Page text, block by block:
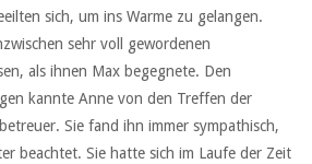
sich, um ins Warme zu gelangen.
sehr voll gewordenen
als ihnen Max begegnete. Den
kannte Anne von den Treffen der
Sie fand ihn immer sympathisch,
beachtet. Sie hatte sich im Laufe der Zeit